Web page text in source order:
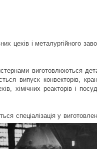
цехів і металургійного
виготовлюються
випуск конвекторів,
хімічних реакторів і
спеціалізація у